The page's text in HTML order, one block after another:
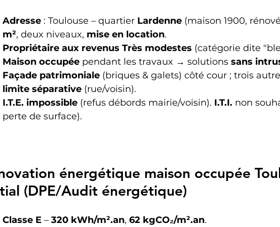
Adresse : Toulouse – quartier Lardenne (maison 1900,
m², deux niveaux, mise en location.
Propriétaire aux revenus Très modestes (catégorie dite
Maison occupée pendant les travaux → solutions sans
Façade patrimoniale (briques & galets) côté cour ; trois
limite séparative (rue/voisin).
I.T.E. impossible (refus débords mairie/voisin). I.T.I. non
perte de surface).
énergétique maison occupée
(DPE/Audit énergétique)
Classe E – 320 kWh/m².an, 62 kgCO₂/m².an.